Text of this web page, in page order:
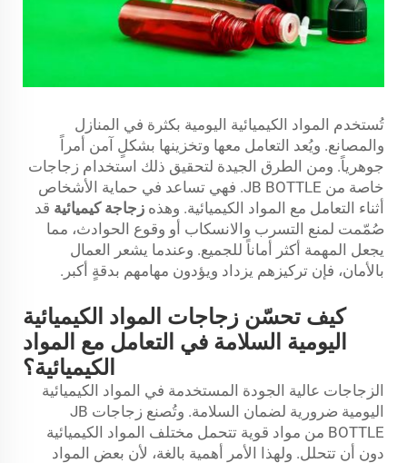
تُستخدم المواد الكيميائية اليومية بكثرة في المنازل
والمصانع. ويُعد التعامل معها وتخزينها بشكلٍ آمن أمراً
جوهرياً. ومن الطرق الجيدة لتحقيق ذلك استخدام زجاجات
خاصة من JB BOTTLE. فهي تساعد في حماية الأشخاص
أثناء التعامل مع المواد الكيميائية. وهذه زجاجة كيميائية قد
صُمّمت لمنع التسرب والانسكاب أو وقوع الحوادث، مما
يجعل المهمة أكثر أماناً للجميع. وعندما يشعر العمال
بالأمان، فإن تركيزهم يزداد ويؤدون مهامهم بدقةٍ أكبر.
كيف تحسّن زجاجات المواد الكيميائية
اليومية السلامة في التعامل مع المواد
الكيميائية؟
الزجاجات عالية الجودة المستخدمة في المواد الكيميائية
اليومية ضرورية لضمان السلامة. وتُصنع زجاجات JB
BOTTLE من مواد قوية تتحمل مختلف المواد الكيميائية
دون أن تتحلل. ولهذا الأمر أهمية بالغة، لأن بعض المواد